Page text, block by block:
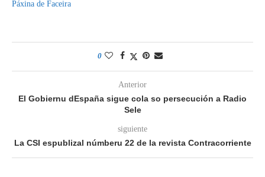
Páxina de Faceira
0
Anterior
El Gobiernu dEspaña sigue cola so persecución a Radio
Sele
siguiente
La CSI espublizal númberu 22 de la revista Contracorriente